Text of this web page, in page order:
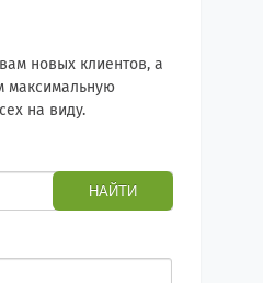
новых клиентов, а
максимальную
на виду.
НАЙТИ